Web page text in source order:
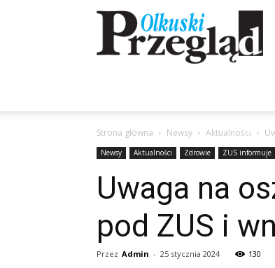
Przegląd
Olkuski
Strona główna Newsy Aktualności
Newsy Aktualności Zdrowie ZUS informuje
Uwaga na
pod ZUS i
Przez Admin - 25 stycznia 2024 130